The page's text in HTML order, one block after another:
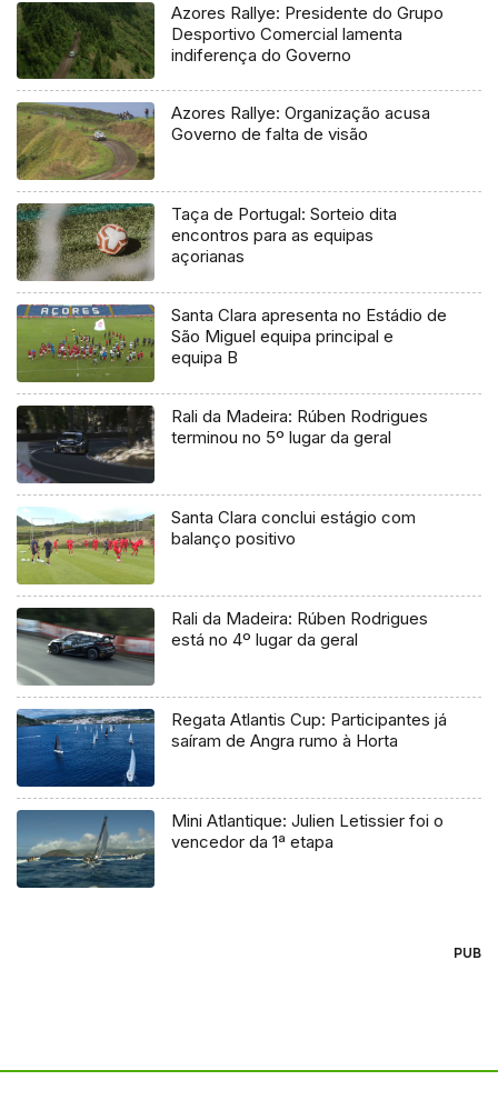
Azores Rallye: Presidente do Grupo
Desportivo Comercial lamenta
indiferença do Governo
Azores Rallye: Organização acusa
Governo de falta de visão
Taça de Portugal: Sorteio dita
encontros para as equipas
açorianas
Santa Clara apresenta no Estádio de
São Miguel equipa principal e
equipa B
Rali da Madeira: Rúben Rodrigues
terminou no 5º lugar da geral
Santa Clara conclui estágio com
balanço positivo
Rali da Madeira: Rúben Rodrigues
está no 4º lugar da geral
Regata Atlantis Cup: Participantes já
saíram de Angra rumo à Horta
Mini Atlantique: Julien Letissier foi o
vencedor da 1ª etapa
PUB